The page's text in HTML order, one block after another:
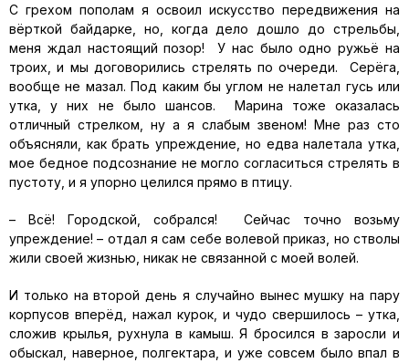
С грехом пополам я освоил искусство передвижения на
вёрткой байдарке, но, когда дело дошло до стрельбы,
меня ждал настоящий позор! У нас было одно ружьё на
троих, и мы договорились стрелять по очереди. Серёга,
вообще не мазал. Под каким бы углом не налетал гусь или
утка, у них не было шансов. Марина тоже оказалась
отличный стрелком, ну а я слабым звеном! Мне раз сто
объясняли, как брать упреждение, но едва налетала утка,
мое бедное подсознание не могло согласиться стрелять в
пустоту, и я упорно целился прямо в птицу.
– Всё! Городской, собрался! Сейчас точно возьму
упреждение! – отдал я сам себе волевой приказ, но стволы
жили своей жизнью, никак не связанной с моей волей.
И только на второй день я случайно вынес мушку на пару
корпусов вперёд, нажал курок, и чудо свершилось – утка,
сложив крылья, рухнула в камыш. Я бросился в заросли и
обыскал, наверное, полгектара, и уже совсем было впал в